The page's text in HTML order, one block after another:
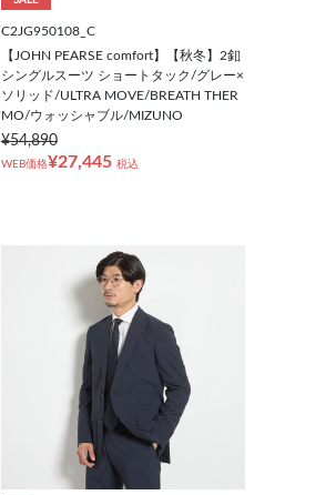
C2JG950108_C
【JOHN PEARSE comfort】【秋冬】2釦
シングルスーツ ショートタック/グレー×
ソリッド/ULTRA MOVE/BREATH THER
MO/ウォッシャブル/MIZUNO
¥54,890
WEB価格¥27,445 税込